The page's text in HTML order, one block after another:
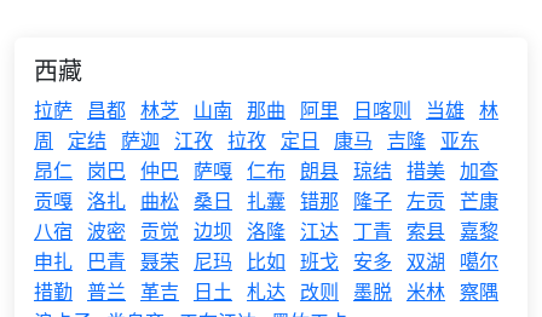
西藏
拉萨 昌都 林芝 山南 那曲 阿里 日喀则 当雄 林
周
定结 萨迦 江孜 拉孜 定日 康马 吉隆 亚东
昂仁 岗巴 仲巴 萨嘎 仁布 朗县 琼结 措美 加查
贡嘎 洛扎 曲松 桑日 扎囊 错那 隆子 左贡 芒康
八宿 波密 贡觉 边坝 洛隆 江达 丁青 索县 嘉黎
申扎
巴青 聂荣 尼玛 比如 班戈 安多 双湖
噶尔
措勤 普兰 革吉 日土 札达 改则 墨脱 米林 察隅